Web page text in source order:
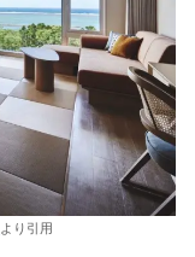
より引用